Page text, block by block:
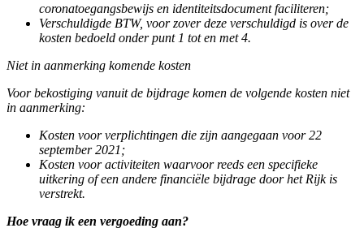
coronatoegangsbewijs en identiteitsdocument faciliteren;
Verschuldigde BTW, voor zover deze verschuldigd is over de
kosten bedoeld onder punt 1 tot en met 4.
Niet in aanmerking komende kosten
Voor bekostiging vanuit de bijdrage komen de volgende kosten niet
in aanmerking:
Kosten voor verplichtingen die zijn aangegaan voor 22
september 2021;
Kosten voor activiteiten waarvoor reeds een specifieke
uitkering of een andere financiële bijdrage door het Rijk is
verstrekt.
Hoe vraag ik een vergoeding aan?